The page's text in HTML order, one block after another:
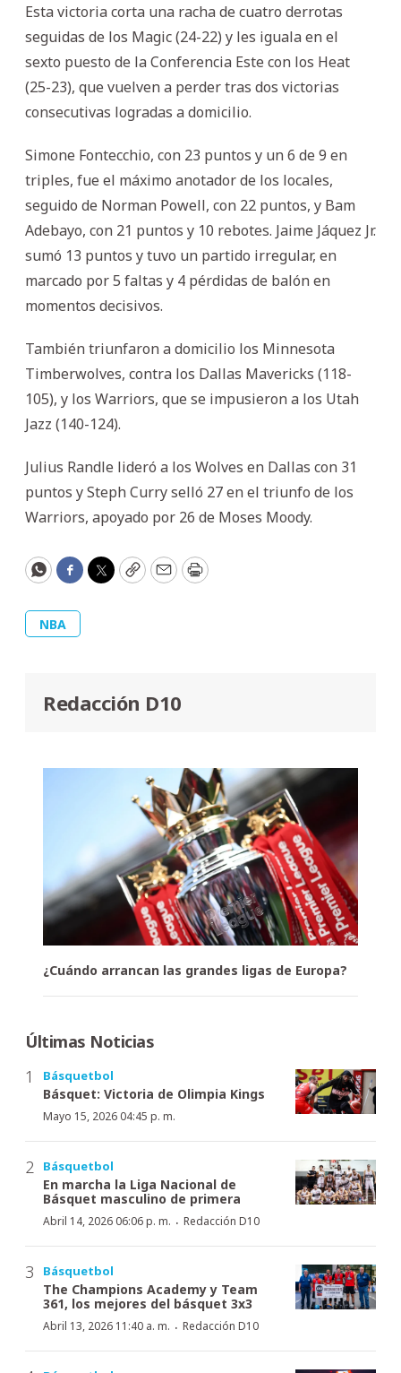
Esta victoria corta una racha de cuatro derrotas
seguidas de los Magic (24-22) y les iguala en el
sexto puesto de la Conferencia Este con los Heat
(25-23), que vuelven a perder tras dos victorias
consecutivas logradas a domicilio.
Simone Fontecchio, con 23 puntos y un 6 de 9 en
triples, fue el máximo anotador de los locales,
seguido de Norman Powell, con 22 puntos, y Bam
Adebayo, con 21 puntos y 10 rebotes. Jaime Jáquez Jr.
sumó 13 puntos y tuvo un partido irregular, en
marcado por 5 faltas y 4 pérdidas de balón en
momentos decisivos.
También triunfaron a domicilio los Minnesota
Timberwolves, contra los Dallas Mavericks (118-
105), y los Warriors, que se impusieron a los Utah
Jazz (140-124).
Julius Randle lideró a los Wolves en Dallas con 31
puntos y Steph Curry selló 27 en el triunfo de los
Warriors, apoyado por 26 de Moses Moody.
WhatsApp
Facebook
Twitter
CopyEmailPrint
NBA
Redacción D10
¿Cuándo arrancan las grandes ligas de Europa?
Últimas Noticias
Básquetbol
Básquet: Victoria de Olimpia Kings
Mayo 15, 2026 04:45 p. m.
Básquetbol
En marcha la Liga Nacional de
Básquet masculino de primera
Abril 14, 2026 06:06 p. m. · Redacción D10
Básquetbol
The Champions Academy y Team
361, los mejores del básquet 3x3
Abril 13, 2026 11:40 a. m. · Redacción D10